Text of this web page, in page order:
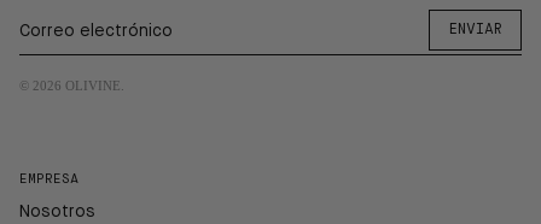
ENVIAR
© 2026 OLIVINE
EMPRESA
Nosotros